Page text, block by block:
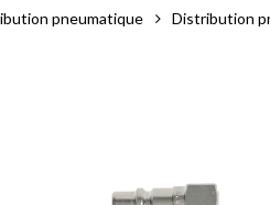
pneumatique Distribution